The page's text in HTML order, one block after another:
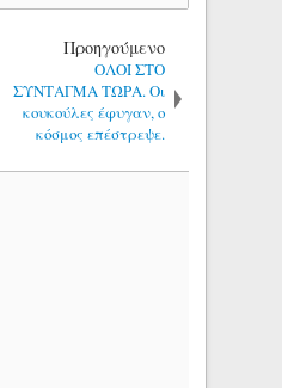
Προηγούμενο
ΟΛΟΙ ΣΤΟ
ΣΥΝΤΑΓΜΑ ΤΩΡΑ. Οι
κουκούλες έφυγαν, ο
κόσμος επέστρεψε.